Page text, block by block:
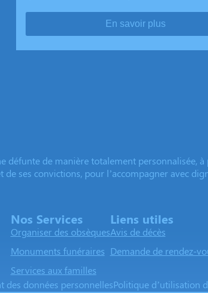
En savoir plus
défunte de manière totalement personnalisée,
de ses convictions, pour l’accompagner avec
Nos Services
Organiser des obsèques
Monuments funéraires
Services aux familles
Liens utiles
Avis de décès
Demande de rendez-
des données personnellesPolitique d’utilisation